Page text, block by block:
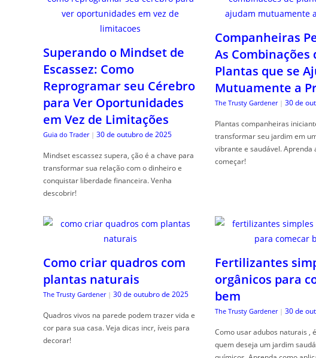
Superando o Mindset de
Escassez: Como
Reprogramar seu Cérebro
para Ver Oportunidades
em Vez de Limitações
Guia do Trader | 30 de outubro de 2025
Mindset escassez supera, ção é a chave para
transformar sua relação com o dinheiro e
conquistar liberdade financeira. Venha
descobrir!
Companheiras
As Combinações
Plantas que se
Mutuamente a
The Trusty Gardener | 30 de
Plantas companheiras
transformar seu jardim em
vibrante e saudável. Aprenda
começar!
Como criar quadros com
plantas naturais
The Trusty Gardener | 30 de outubro de 2025
Quadros vivos na parede podem trazer vida e
cor para sua casa. Veja dicas incr, íveis para
decorar!
Fertilizantes
orgânicos para
bem
The Trusty Gardener | 30 de
Como usar adubos naturais ,
quem deseja um jardim